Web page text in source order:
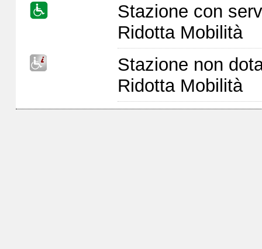
Stazione con
Ridotta Mobilità
Stazione non
Ridotta Mobilità